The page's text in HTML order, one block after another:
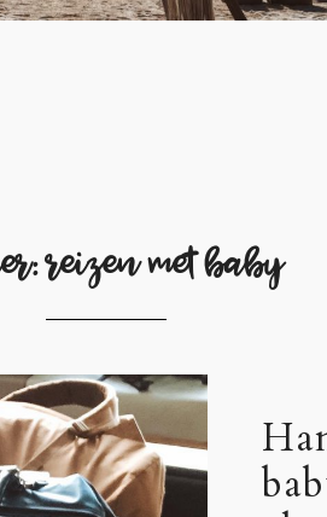
reizen met baby